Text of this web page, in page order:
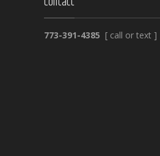
773-391-4385 [ call or text ]